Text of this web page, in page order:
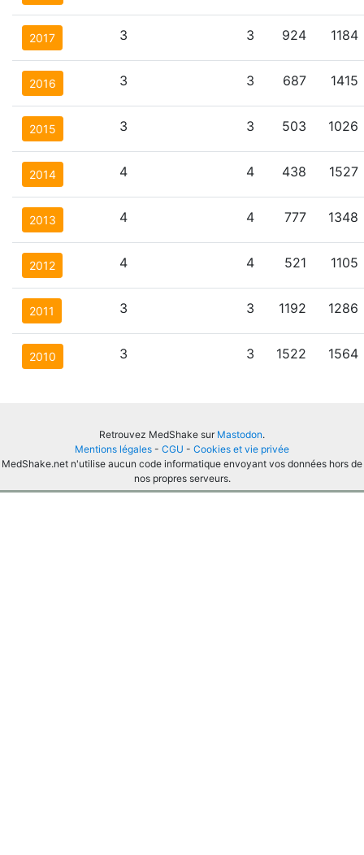
2017 3 3 924 1184
2016 3 3 687 1415
2015 3 3 503 1026
2014 4 4 438 1527
2013 4 4 777 1348
2012 4 4 521 1105
2011 3 3 1192 1286
2010 3 3 1522 1564
Retrouvez MedShake sur Mastodon.
Mentions légales - CGU - Cookies et vie privée
MedShake.net n'utilise aucun code informatique envoyant vos données hors de
nos propres serveurs.